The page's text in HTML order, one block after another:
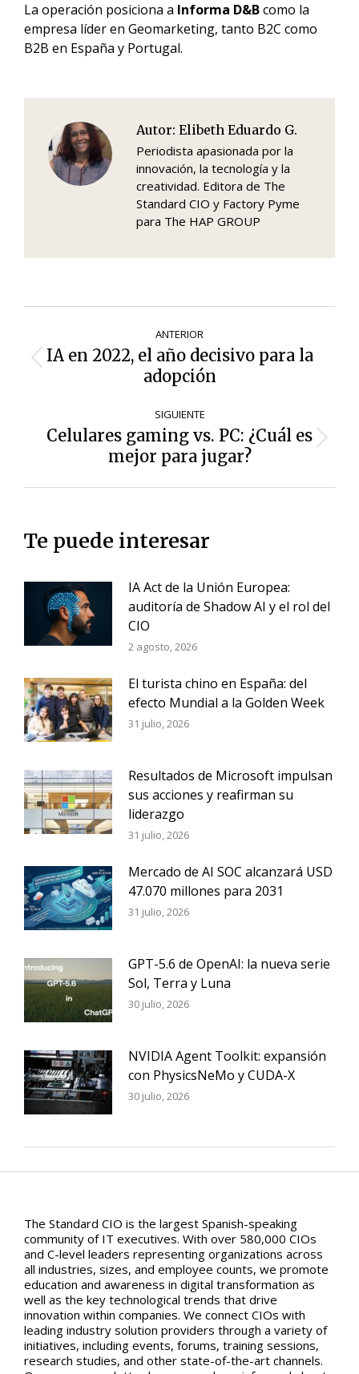
La operación posiciona a Informa D&Bcomo la
empresa líder en Geomarketing, tanto B2C como
B2B en España y Portugal.
Autor: Elibeth Eduardo G.
Periodista apasionada por la
innovación, la tecnología y la
creatividad. Editora de The
Standard CIO y Factory Pyme
para The HAP GROUP
de
entradas
ANTERIOR
Entrada
anterior:
IA en 2022, el año decisivo para la
adopción
SIGUIENTE
Siguiente
entrada:
Celulares gaming vs. PC: ¿Cuál es
mejor para jugar?
Te puede interesar
IA Act de la Unión Europea:
auditoría de Shadow AI y el rol del
CIO
2 agosto, 2026
El turista chino en España: del
efecto Mundial a la Golden Week
31 julio, 2026
Resultados de Microsoft impulsan
sus acciones y reafirman su
liderazgo
31 julio, 2026
Mercado de AI SOC alcanzará USD
47.070 millones para 2031
31 julio, 2026
GPT-5.6 de OpenAI: la nueva serie
Sol, Terra y Luna
30 julio, 2026
NVIDIA Agent Toolkit: expansión
con PhysicsNeMo y CUDA-X
30 julio, 2026
The Standard CIO is the largest Spanish-speaking
community of IT executives. With over 580,000 CIOs
and C-level leaders representing organizations across
all industries, sizes, and employee counts, we promote
education and awareness in digital transformation as
well as the key technological trends that drive
innovation within companies. We connect CIOs with
leading industry solution providers through a variety of
initiatives, including events, forums, training sessions,
research studies, and other state-of-the-art channels.